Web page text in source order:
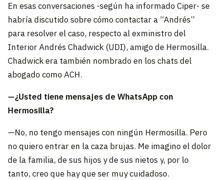
En esas conversaciones -según ha informado Ciper- se
habría discutido sobre cómo contactar a “Andrés”
para resolver el caso, respecto al exministro del
Interior Andrés Chadwick (UDI), amigo de Hermosilla.
Chadwick era también nombrado en los chats del
abogado como ACH.
—¿Usted tiene mensajes de WhatsApp con
Hermosilla?
—No, no tengo mensajes con ningún Hermosilla. Pero
no quiero entrar en la caza brujas. Me imagino el dolor
de la familia, de sus hijos y de sus nietos y, por lo
tanto, creo que hay que ser muy cuidadoso.